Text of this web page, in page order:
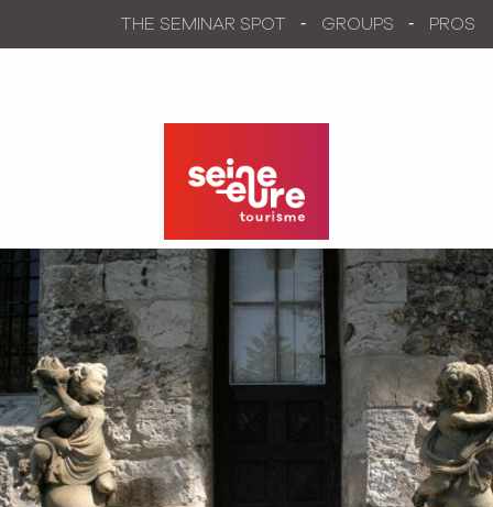
THE SEMINAR SPOT GROUPS PROS